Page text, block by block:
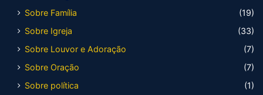
Sobre Família
(19)
Sobre Igreja
(33)
Sobre Louvor e Adoração
(7)
Sobre Oração
(7)
Sobre política
(1)